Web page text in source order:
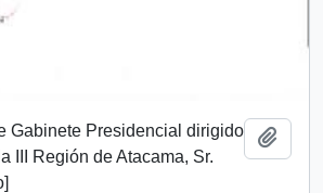
Gabinete Presidencial dirigido
III Región de Atacama, Sr.